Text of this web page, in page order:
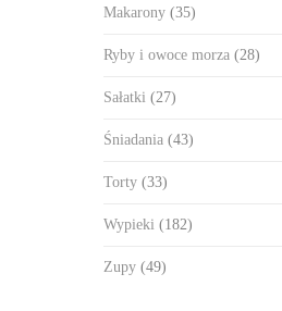
Makarony (35)
Ryby i owoce morza (28)
Sałatki (27)
Śniadania (43)
Torty (33)
Wypieki (182)
Zupy (49)